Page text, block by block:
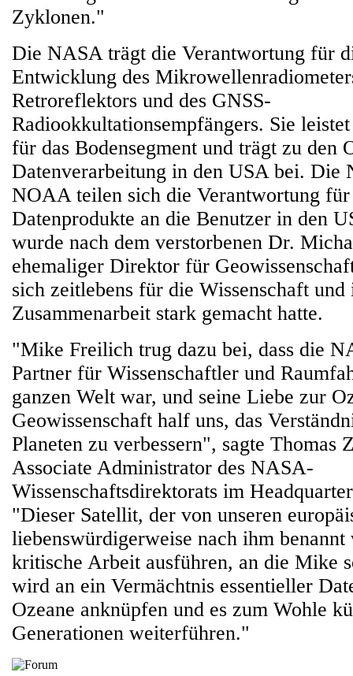
Zyklonen."
Die NASA trägt die Verantwortung für
Entwicklung des
Retroreflektors und des GNSS-
Radiookkultationsempfängers. Sie
für das Bodensegment und trägt zu den
Datenverarbeitung in den USA bei. Die
NOAA teilen sich die Verantwortung
Datenprodukte an die Benutzer in den
wurde nach dem verstorbenen Dr.
ehemaliger Direktor für
sich zeitlebens für die Wissenschaft und
Zusammenarbeit stark gemacht hatte.
"Mike Freilich trug dazu bei, dass die
Partner für Wissenschaftler und
ganzen Welt war, und seine Liebe zur
Geowissenschaft half uns, das
Planeten zu verbessern", sagte Thomas
Associate Administrator des NASA-
Wissenschaftsdirektorats im
"Dieser Satellit, der von unseren
liebenswürdigerweise nach ihm
kritische Arbeit ausführen, an die Mike
wird an ein Vermächtnis essentieller
Ozeane anknüpfen und es zum Wohle
Generationen weiterführen."